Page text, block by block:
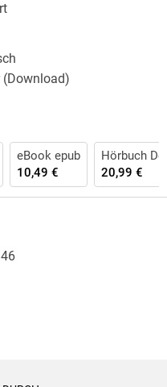
eBook epub
10,49 €
Hörbuch
20,99 €